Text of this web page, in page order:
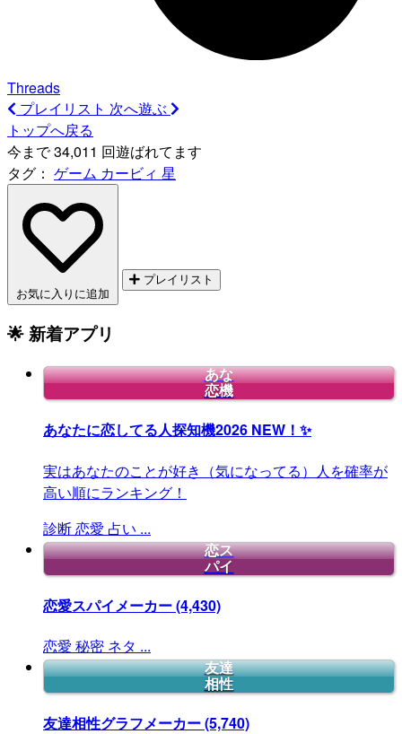
Threads
プレイリスト 次へ遊ぶ
トップへ戻る
今まで 34,011 回遊ばれてます
タグ： ゲーム カービィ 星
お気に入りに追加
プレイリスト
🌟 新着アプリ
あな
恋機
あなたに恋してる人探知機2026 NEW！✨
実はあなたのことが好き（気になってる）人を確率が
高い順にランキング！
診断恋愛 占い ...
恋ス
パイ
恋愛スパイメーカー(4,430)
恋愛 秘密 ネタ ...
友達
相性
友達相性グラフメーカー(5,740)